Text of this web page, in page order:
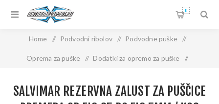
0
Home / Podvodni ribolov / Podvodne puške /
Oprema za puške / Dodatki za opremo za puške /
fi6,5mm / kos
SALVIMAR REZERVNA ZALUST ZA PUŠČICE